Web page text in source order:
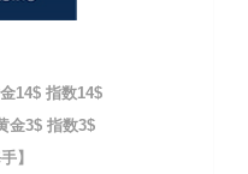
14$ 指数14$
金3$ 指数3$
】